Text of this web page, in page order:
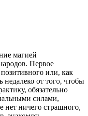
магией
Первое
или, как
от того, чтобы
обязательно
силами,
нет ничего страшного,